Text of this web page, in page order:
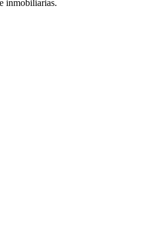
inmobiliarias.